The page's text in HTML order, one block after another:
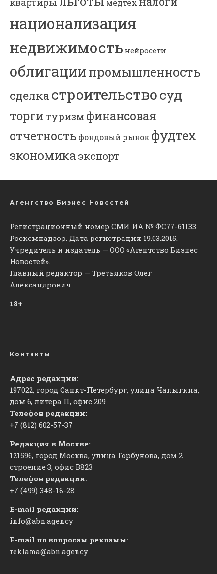
медтех
национализация
недвижимость нейросети
облигациипромышленность
сделкастроительствосуд
торгитуризм финансовая
отчетность фондовый рынок фудтех
экономика экспорт
Агентство Бизнес Новостей
Регистрационный номер СМИ ИА № ФС77-61133
Роскомнадзор. Дата регистрации 19.03.2015.
Учредитель и издатель — ООО «Агентство Бизнес
Новостей».
Главный редактор — Третьяков Олег
Александрович
18+
Контакты
Адрес редакции:
197022, город Санкт-Петербург, улица Чапыгина,
дом 6, литера П, офис 209
Телефон редакции:
+7 (812) 602-57-37
Редакция в Москве:
121596, город Москва, улица Горбунова, дом 2
строение 3, офис ​В823
Телефон редакции:
+7 (499) 348-18-28
E-mail редакции:
info@abn.agency
E-mail по вопросам рекламы:
reklama@abn.agency